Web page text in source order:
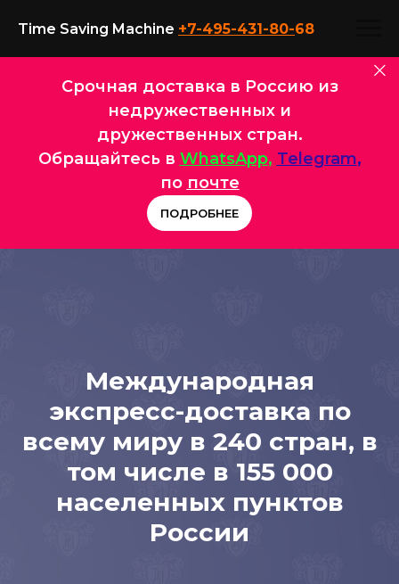
Time Saving Machine +7-495-431-80-68
Срочная доставка в Россию из
недружественных и
дружественных стран.
Обращайтесь в WhatsApp, Telegram,
по почте
ПОДРОБНЕЕ
Международная
экспресс-доставка по
всему миру в 240 стран, в
том числе в 155 000
населенных пунктов
России